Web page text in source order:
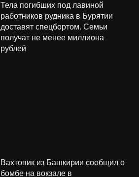
Тела погибших под лавиной
работников рудника в Бурятии
доставят спецбортом. Семьи
получат не менее миллиона
рублей
Вахтовик из Башкирии сообщил о
бомбе на вокзале в